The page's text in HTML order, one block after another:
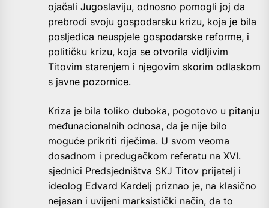
ojačali Jugoslaviju, odnosno pomogli joj da
prebrodi svoju gospodarsku krizu, koja je bila
posljedica neuspjele gospodarske reforme, i
političku krizu, koja se otvorila vidljivim
Titovim starenjem i njegovim skorim odlaskom
s javne pozornice.
Kriza je bila toliko duboka, pogotovo u pitanju
međunacionalnih odnosa, da je nije bilo
moguće prikriti riječima. U svom veoma
dosadnom i predugačkom referatu na XVI.
sjednici Predsjedništva SKJ Titov prijatelj i
ideolog Edvard Kardelj priznao je, na klasično
nejasan i uvijeni marksistički način, da to